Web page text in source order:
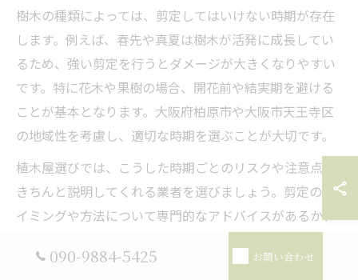
樹木の種類によっては、剪定してはいけない時期が存在
します。例えば、春先や真夏は樹木が活発に成長してい
るため、強い剪定を行うとダメージが大きくなりやすい
です。特に花木や果樹の場合、開花前や結実期を避ける
ことが基本となります。大阪府柏原市や大阪市天王寺区
の地域性を考慮し、適切な時期を選ぶことが大切です。
植木屋選びでは、こうした時期ごとのリスクや注意点を
きちんと説明してくれる業者を選びましょう。剪定のタ
イミングや方法について専門的なアドバイスがあるか、
ことが、失敗を防ぐコツです。
090-9884-5425 お問い合わせ